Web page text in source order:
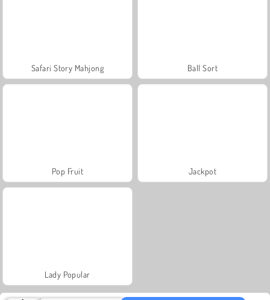
Safari Story Mahjong Ball Sort
Pop Fruit Jackpot
Lady Popular